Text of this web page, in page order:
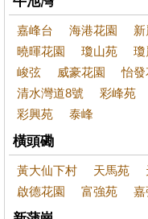
嘉峰台 海港花園
曉暉花園
瓊山苑 瓊
峻弦
威豪花園 怡發
清水灣道8號
彩峰苑
彩興苑
泰峰
橫頭磡
黃大仙下村 天馬苑
啟德花園
富強苑 嘉